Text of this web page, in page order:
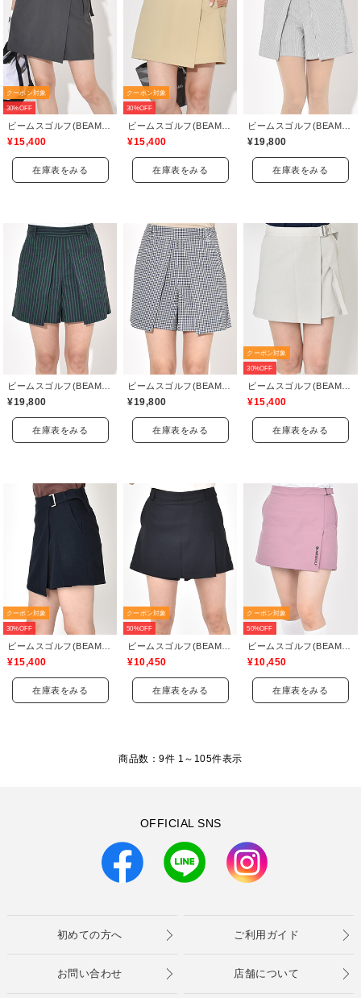
クーポン対象
30%OFF
¥15,400
在庫表をみる
クーポン対象
30%OFF
¥15,400
在庫表をみる
¥19,800
在庫表をみる
¥19,800
在庫表をみる
¥19,800
在庫表をみる
クーポン対象
30%OFF
¥15,400
在庫表をみる
クーポン対象
30%OFF
¥15,400
在庫表をみる
クーポン対象
50%OFF
¥10,450
在庫表をみる
クーポン対象
50%OFF
¥10,450
在庫表をみる
商品数：9件 1～ 105件表示
OFFICIAL SNS
初めての方へ ご利用ガイド
お問い合わせ 店舗について